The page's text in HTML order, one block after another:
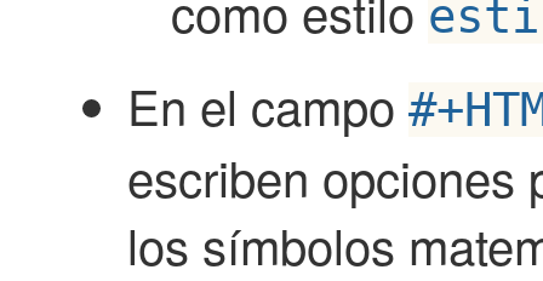
En el campo
escriben opciones
los símbolos